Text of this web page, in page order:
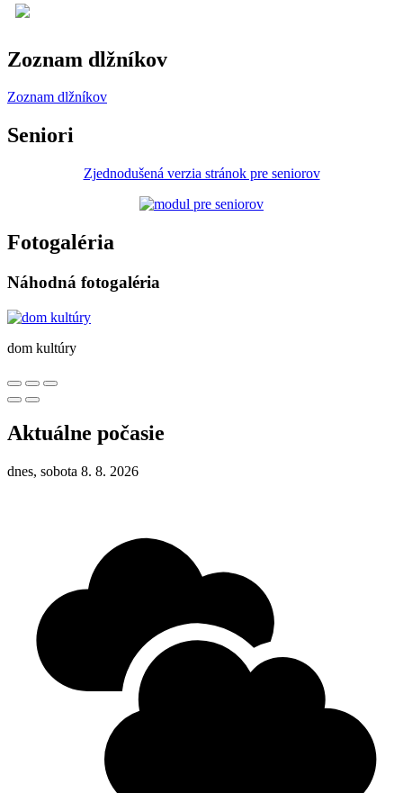
Zoznam dlžníkov
Zoznam dlžníkov
Seniori
Zjednodušená verzia stránok pre seniorov
Fotogaléria
Náhodná fotogaléria
dom kultúry
Aktuálne počasie
dnes, sobota 8. 8. 2026